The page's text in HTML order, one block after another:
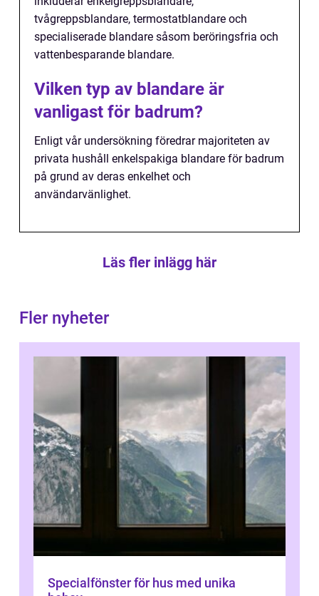
tvågreppsblandare, termostatblandare och
specialiserade blandare såsom beröringsfria och
vattenbesparande blandare.
Vilken typ av blandare är
vanligast för badrum?
Enligt vår undersökning föredrar majoriteten av
privata hushåll enkelspakiga blandare för badrum
på grund av deras enkelhet och
användarvänlighet.
Läs fler inlägg här
Fler nyheter
Specialfönster för hus med unika